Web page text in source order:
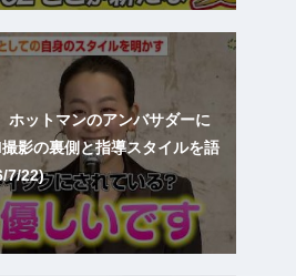
ットマンのアンバサダーに
影の裏側と指導スタイルを語
7/22)